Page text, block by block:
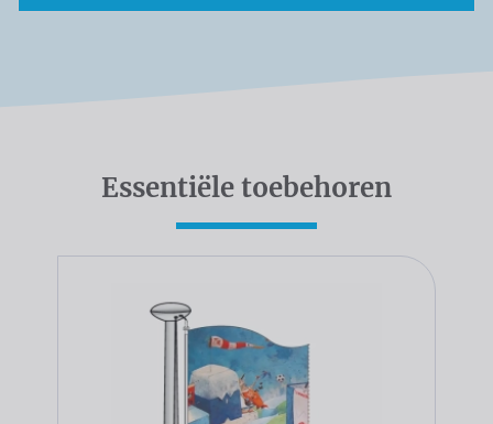
Essentiële toebehoren